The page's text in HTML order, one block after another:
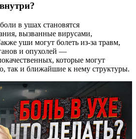
в ушах становятся
вызванные вирусами,
уши могут болеть из-за травм,
и опухолей —
которые могут
так и ближайшие к нему структуры.